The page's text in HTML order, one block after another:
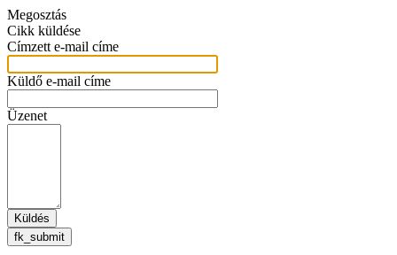
Megosztás
Cikk küldése
Címzett e-mail címe
Küldő e-mail címe
Üzenet